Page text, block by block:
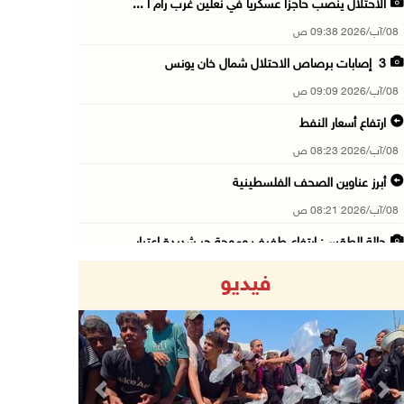
الاحتلال ينصب حاجزا عسكريا في نعلين غرب رام ا ...
08/آب/2026 09:38 ص
3 إصابات برصاص الاحتلال شمال خان يونس
08/آب/2026 09:09 ص
ارتفاع أسعار النفط
08/آب/2026 08:23 ص
أبرز عناوين الصحف الفلسطينية
08/آب/2026 08:21 ص
حالة الطقس: ارتفاع طفيف وموجة حر شديدة اعتبار ...
08/آب/2026 12:01 ص
قوات الاحتلال تقتحم بيت فجار جنوب بيت لحم
07/آب/2026 11:49 م
فيديو
Previous Next